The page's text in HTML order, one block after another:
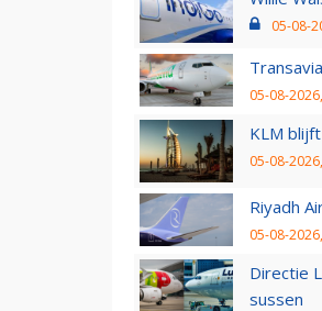
05-08-
05-08-
KLM
05-08-
Riyadh
05-08-
Directie
sussen